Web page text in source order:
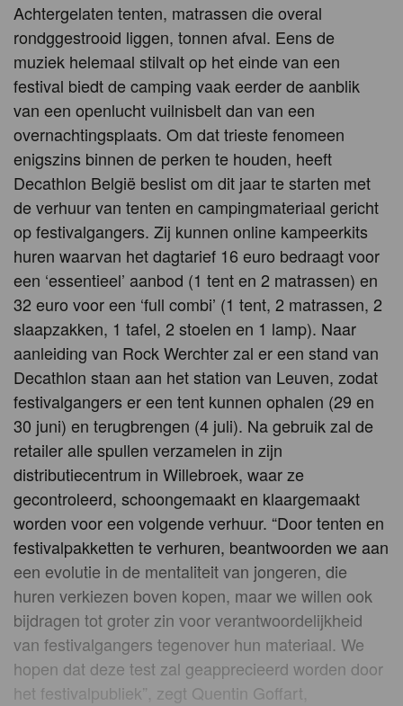
Achtergelaten tenten, matrassen die overal
rondggestrooid liggen, tonnen afval. Eens de
muziek helemaal stilvalt op het einde van een
festival biedt de camping vaak eerder de aanblik
van een openlucht vuilnisbelt dan van een
overnachtingsplaats. Om dat trieste fenomeen
enigszins binnen de perken te houden, heeft
Decathlon België beslist om dit jaar te starten met
de verhuur van tenten en campingmateriaal gericht
op festivalgangers. Zij kunnen online kampeerkits
huren waarvan het dagtarief 16 euro bedraagt voor
een ‘essentieel’ aanbod (1 tent en 2 matrassen) en
32 euro voor een ‘full combi’ (1 tent, 2 matrassen, 2
slaapzakken, 1 tafel, 2 stoelen en 1 lamp). Naar
aanleiding van Rock Werchter zal er een stand van
Decathlon staan aan het station van Leuven, zodat
festivalgangers er een tent kunnen ophalen (29 en
30 juni) en terugbrengen (4 juli). Na gebruik zal de
retailer alle spullen verzamelen in zijn
distributiecentrum in Willebroek, waar ze
gecontroleerd, schoongemaakt en klaargemaakt
worden voor een volgende verhuur. “Door tenten en
festivalpakketten te verhuren, beantwoorden we aan
een evolutie in de mentaliteit van jongeren, die
huren verkiezen boven kopen, maar we willen ook
bijdragen tot groter zin voor verantwoordelijkheid
van festivalgangers tegenover hun materiaal. We
hopen dat deze test zal geapprecieerd worden door
het festivalpubliek”, zegt Quentin Goffart,